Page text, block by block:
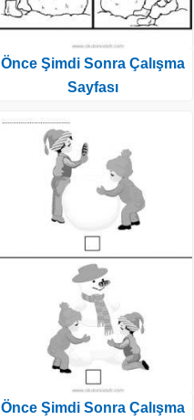
Önce Şimdi Sonra Çalışma
Sayfası
Önce Şimdi Sonra Çalışma